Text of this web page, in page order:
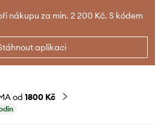
nákupu za min. 2 200 Kč. S kódem
aplikaci
od 1800 Kč